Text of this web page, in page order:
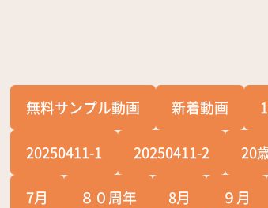
無料サンプル動画 新着動画
20250411-1 20250411-2 20
7月 ８０周年 8月 ９月